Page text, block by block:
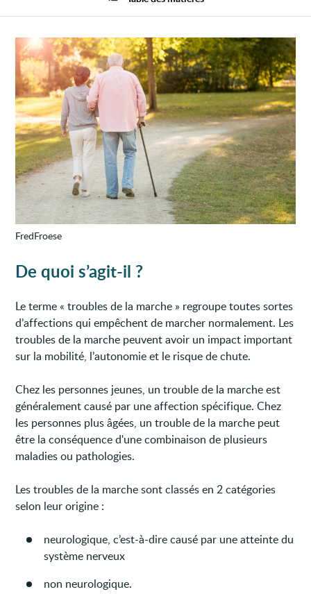
FredFroese
De quoi s’agit-il ?
Le terme « troubles de la marche » regroupe toutes sortes
d’affections qui empêchent de marcher normalement. Les
troubles de la marche peuvent avoir un impact important
sur la mobilité, l’autonomie et le risque de chute.
Chez les personnes jeunes, un trouble de la marche est
généralement causé par une affection spécifique. Chez
les personnes plus âgées, un trouble de la marche peut
être la conséquence d'une combinaison de plusieurs
maladies ou pathologies.
Les troubles de la marche sont classés en 2 catégories
selon leur origine :
neurologique, c’est-à-dire causé par une atteinte du
système nerveux
non neurologique.